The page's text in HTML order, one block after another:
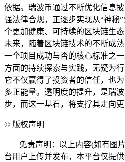
依据。瑞波币通过不断优化信息
强法律合规，正逐步实现从“神秘
个更加健康、可持续的区块链生
未来，随着区块链技术的不断成
一个项目成功与否的核心标准之
方面的持续探索与实践，无疑为
它不仅赢得了投资者的信任，也
多正能量。透明度的提升，是瑞
步，而这一基石，将支撑其走向更
© 版权声明
免责声明：以上内容(如有图
台用户上传并发布，本平台仅提